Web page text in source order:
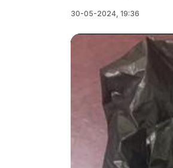
30-05-2024, 19:36